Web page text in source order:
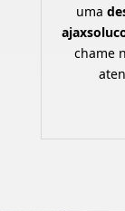
uma
chame